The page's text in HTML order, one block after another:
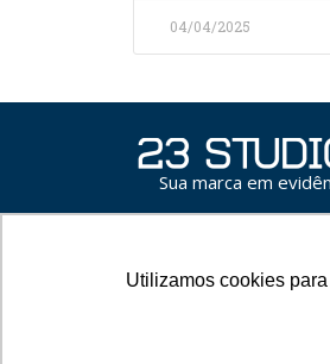
Utilizamos cookies
Utilizamos cookies
04/04/2025
Sua marca em